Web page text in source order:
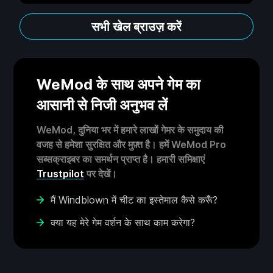
सभी खेल ब्राउज़ करें
WeMod के साथ अपने गेम का
आसानी से निजी अनुभव लें
WeMod, दुनिया भर में हमारे लाखों गेमर के समुदाय की
वजह से हमेशा सुरक्षित और मुफ़्त है। हमें WeMod Pro
सब्सक्राइबर का समर्थन प्राप्त है। हमारी समिक्षाएं
Trustpilot पर देखें।
मैं Windblown में चीट का इस्तेमाल कैसे करूँ?
क्या यह मेरे गेम वर्शन के साथ काम करेगा?